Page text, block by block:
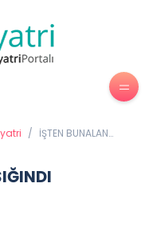
/ İŞTEN BUNALAN